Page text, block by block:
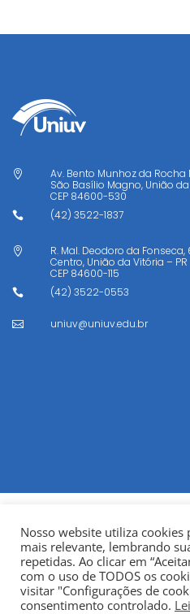

Av. Bento Munhoz da Rocha
São Basílio Magno, União da
CEP 84600-530
 (42) 3522-1837

R. Mal. Deodoro da Fonseca,
Centro, União da Vitória – PR
CEP 84600-115
 (42) 3522-0553
 uniuv@uniuv.edu.br
© Copyright 2022Fundação
Nosso website utiliza cookies
mais relevante, lembrando
repetidas. Ao clicar em
com o uso de TODOS os
visitar "Configurações de
consentimento controlado.